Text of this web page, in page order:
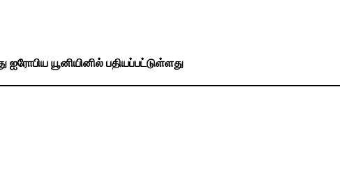
யூனியினில் பதியப்பட்டுள்ளது